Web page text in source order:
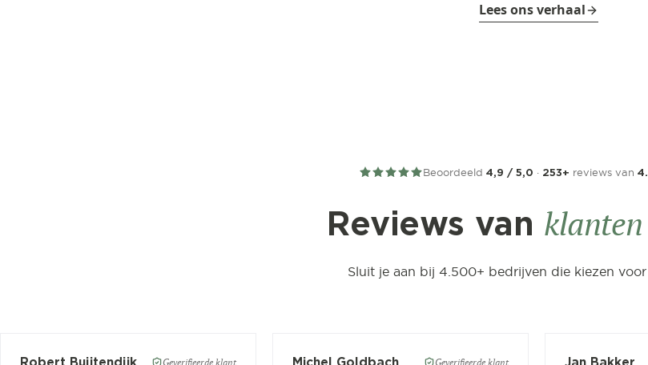
Lees ons verhaal
Beoordeeld 4,9 / 5,0 · 253+ reviews van
Reviews van
Sluit je aan bij 4.500+ bedrijven die kiezen voor
Geverifieerde klant Geverifieerde klant